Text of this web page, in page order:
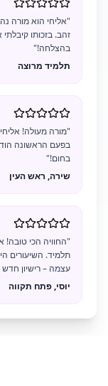
"אליחי הוא מורה
זהב. בזכותו
בהצלחה!"
תלמיד מרוצה
"מורה מעולה!
בפעם הראשונה
בחום!"
שירה, ראש העין
"החוויה הכי טובה!
תלמיד. השיעורים
עצמה – רישיון חדש
יוסי, פתח תקווה